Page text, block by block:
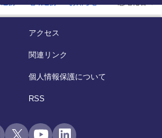
アクセス
関連リンク
個人情報保護について
RSS